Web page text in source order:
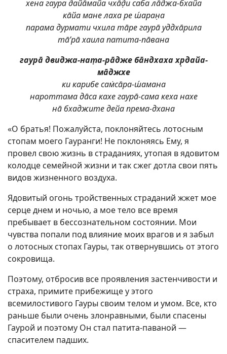
хена гаура дайāмайа чхāд̣и саба лāджа-бхайа
кāйа мане лаха ре ш́аран̣а
парама дурмати чхила тāре гаурā уддхāрила
тā’рā хаила патита-пāвана
гаурā двиджа-нат̣а-рāдже бāндхаха хр̣дайа-
мāджхе
ки карибе сам̇сāра-ш́амана
нароттама дāса кахе гаурā-сама кеха нахе
нā бхаджите дейа према-дхана
«О братья! Пожалуйста, поклоняйтесь лотосным
стопам моего Гауранги! Не поклоняясь Ему, я
провел свою жизнь в страданиях, утопая в ядовитом
колодце семейной жизни и так сжег дотла свои пять
видов жизненного воздуха.
Ядовитый огонь тройственных страданий жжет мое
серце днем и ночью, а мое тело все время
пребывает в бессознательном состоянии. Мои
чувства попали под влияние моих врагов и я забыл
о лотосных стопах Гауры, так отвернувшись от этого
сокровища.
Поэтому, отбросив все проявления застенчивости и
страха, примите прибежище у этого
всемилостивого Гауры своим телом и умом. Все, кто
раньше были очень злонравными, были спасены
Гаурой и поэтому Он стал патита-паваной —
спасителем падших.